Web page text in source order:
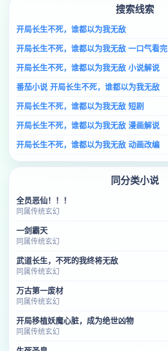
搜索线索
开局长生不死，谁都以为我无敌
开局长生不死，谁都以为我无敌 一口气看完
开局长生不死，谁都以为我无敌 小说解说
番茄小说 开局长生不死，谁都以为我无敌
开局长生不死，谁都以为我无敌 短剧
开局长生不死，谁都以为我无敌 漫画解说
开局长生不死，谁都以为我无敌 动画改编
同分类小说
全员恶仙！！！
同属传统玄幻
一剑霸天
同属传统玄幻
武道长生，不死的我终将无敌
同属传统玄幻
万古第一废材
同属传统玄幻
开局移植妖魔心脏，成为绝世凶物
同属传统玄幻